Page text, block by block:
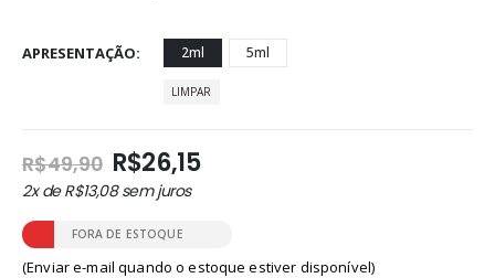
R$26,15
através
APRESENTAÇÃO 2ml 5ml
LIMPAR
R$49,90 O
preço
original
era:
R$49,90.
R$26,15O
R$26,15.
2x deR$13,08sem juros
FORA DE ESTOQUE
(Enviar e-mail quando o estoque estiver disponível)